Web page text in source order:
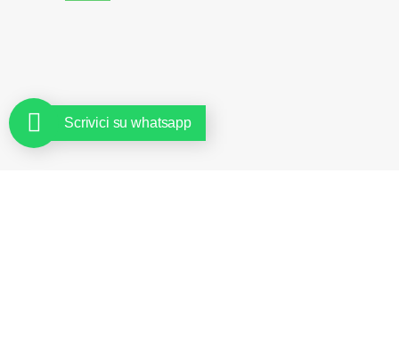
Scrivici su whatsapp